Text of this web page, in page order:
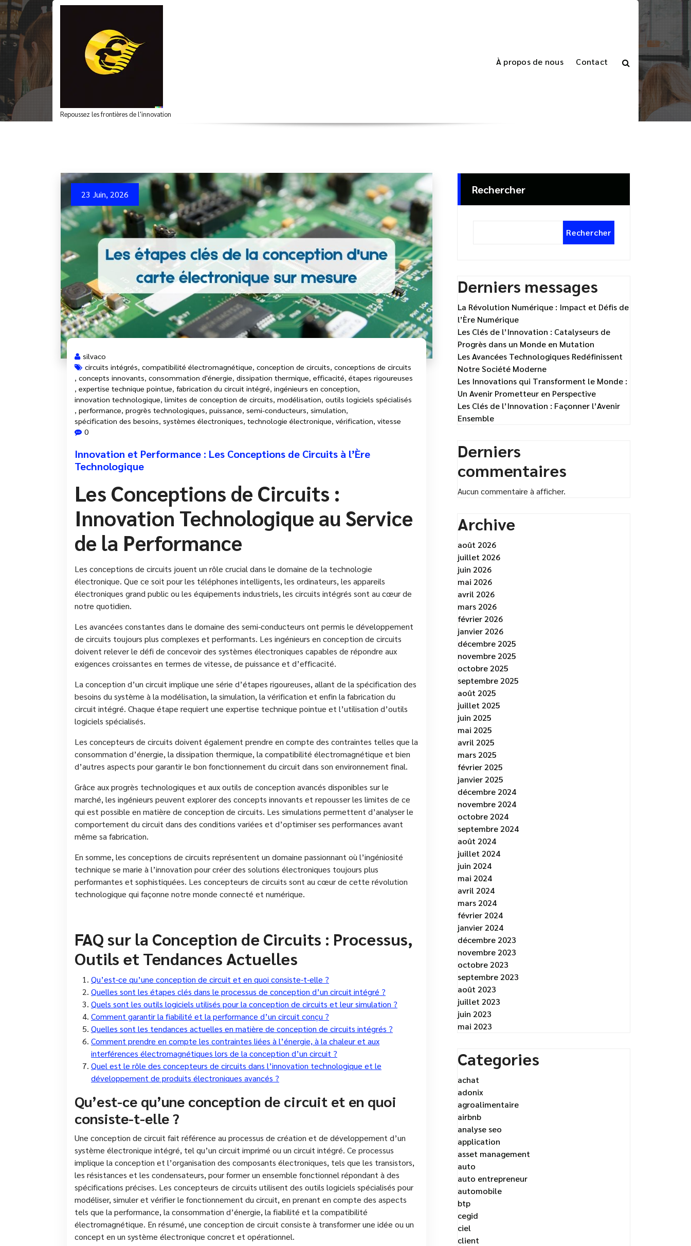
Aller
au
contenu
Repoussez les frontières de l'innovation
À propos de nous Contact
23 Juin, 2026
silvaco
circuits intégrés, compatibilité électromagnétique, conception de circuits, conceptions de circuits
, concepts innovants, consommation d'énergie, dissipation thermique, efficacité, étapes rigoureuses
, expertise technique pointue, fabrication du circuit intégré, ingénieurs en conception,
innovation technologique, limites de conception de circuits, modélisation, outils logiciels spécialisés
, performance, progrès technologiques, puissance, semi-conducteurs, simulation,
spécification des besoins, systèmes électroniques, technologie électronique, vérification, vitesse
0
Innovation et Performance : Les Conceptions de Circuits à l’Ère
Technologique
Les Conceptions de Circuits :
Innovation Technologique au Service
de la Performance
Les conceptions de circuits jouent un rôle crucial dans le domaine de la technologie
électronique. Que ce soit pour les téléphones intelligents, les ordinateurs, les appareils
électroniques grand public ou les équipements industriels, les circuits intégrés sont au cœur de
notre quotidien.
Les avancées constantes dans le domaine des semi-conducteurs ont permis le développement
de circuits toujours plus complexes et performants. Les ingénieurs en conception de circuits
doivent relever le défi de concevoir des systèmes électroniques capables de répondre aux
exigences croissantes en termes de vitesse, de puissance et d’efficacité.
La conception d’un circuit implique une série d’étapes rigoureuses, allant de la spécification des
besoins du système à la modélisation, la simulation, la vérification et enfin la fabrication du
circuit intégré. Chaque étape requiert une expertise technique pointue et l’utilisation d’outils
logiciels spécialisés.
Les concepteurs de circuits doivent également prendre en compte des contraintes telles que la
consommation d’énergie, la dissipation thermique, la compatibilité électromagnétique et bien
d’autres aspects pour garantir le bon fonctionnement du circuit dans son environnement final.
Grâce aux progrès technologiques et aux outils de conception avancés disponibles sur le
marché, les ingénieurs peuvent explorer des concepts innovants et repousser les limites de ce
qui est possible en matière de conception de circuits. Les simulations permettent d’analyser le
comportement du circuit dans des conditions variées et d’optimiser ses performances avant
même sa fabrication.
En somme, les conceptions de circuits représentent un domaine passionnant où l’ingéniosité
technique se marie à l’innovation pour créer des solutions électroniques toujours plus
performantes et sophistiquées. Les concepteurs de circuits sont au cœur de cette révolution
technologique qui façonne notre monde connecté et numérique.
FAQ sur la Conception de Circuits : Processus,
Outils et Tendances Actuelles
Qu’est-ce qu’une conception de circuit et en quoi consiste-t-elle ?
Quelles sont les étapes clés dans le processus de conception d’un circuit intégré ?
Quels sont les outils logiciels utilisés pour la conception de circuits et leur simulation ?
Comment garantir la fiabilité et la performance d’un circuit conçu ?
Quelles sont les tendances actuelles en matière de conception de circuits intégrés ?
Comment prendre en compte les contraintes liées à l’énergie, à la chaleur et aux
interférences électromagnétiques lors de la conception d’un circuit ?
Quel est le rôle des concepteurs de circuits dans l’innovation technologique et le
développement de produits électroniques avancés ?
Qu’est-ce qu’une conception de circuit et en quoi
consiste-t-elle ?
Une conception de circuit fait référence au processus de création et de développement d’un
système électronique intégré, tel qu’un circuit imprimé ou un circuit intégré. Ce processus
implique la conception et l’organisation des composants électroniques, tels que les transistors,
les résistances et les condensateurs, pour former un ensemble fonctionnel répondant à des
spécifications précises. Les concepteurs de circuits utilisent des outils logiciels spécialisés pour
modéliser, simuler et vérifier le fonctionnement du circuit, en prenant en compte des aspects
tels que la performance, la consommation d’énergie, la fiabilité et la compatibilité
électromagnétique. En résumé, une conception de circuit consiste à transformer une idée ou un
concept en un système électronique concret et opérationnel.
Rechercher
Rechercher
Derniers messages
La Révolution Numérique : Impact et Défis de
l’Ère Numérique
Les Clés de l’Innovation : Catalyseurs de
Progrès dans un Monde en Mutation
Les Avancées Technologiques Redéfinissent
Notre Société Moderne
Les Innovations qui Transforment le Monde :
Un Avenir Prometteur en Perspective
Les Clés de l’Innovation : Façonner l’Avenir
Ensemble
Derniers
commentaires
Aucun commentaire à afficher.
Archive
août 2026
juillet 2026
juin 2026
mai 2026
avril 2026
mars 2026
février 2026
janvier 2026
décembre 2025
novembre 2025
octobre 2025
septembre 2025
août 2025
juillet 2025
juin 2025
mai 2025
avril 2025
mars 2025
février 2025
janvier 2025
décembre 2024
novembre 2024
octobre 2024
septembre 2024
août 2024
juillet 2024
juin 2024
mai 2024
avril 2024
mars 2024
février 2024
janvier 2024
décembre 2023
novembre 2023
octobre 2023
septembre 2023
août 2023
juillet 2023
juin 2023
mai 2023
Categories
achat
adonix
agroalimentaire
airbnb
analyse seo
application
asset management
auto
auto entrepreneur
automobile
btp
cegid
ciel
client